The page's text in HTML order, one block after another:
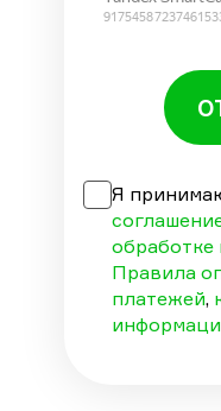
Я
Правила
платежей,